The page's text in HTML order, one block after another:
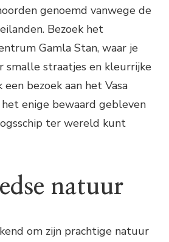
genoemd vanwege de
Bezoek het
Gamla Stan, waar je
smalle straatjes en kleurrijke
een bezoek aan het Vasa
enige bewaard gebleven
ter wereld kunt
natuur
om zijn prachtige natuur